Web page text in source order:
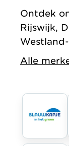
Ontdek
Rijswijk,
Alle